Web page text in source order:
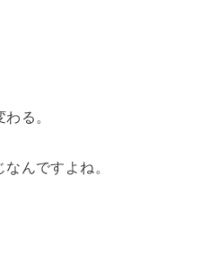
る。
んですよね。